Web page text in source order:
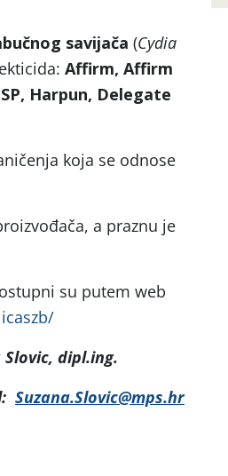
savijača (Cydia
Affirm, Affirm
Harpun, Delegate
koja se odnose
a praznu je
su putem web
Slovic, dipl.ing.
Suzana.Slovic@mps.hr